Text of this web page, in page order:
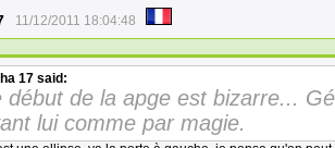
11/12/2011 18:04:48
17 said:
début de la apge est bizarre...
lui comme par magie.